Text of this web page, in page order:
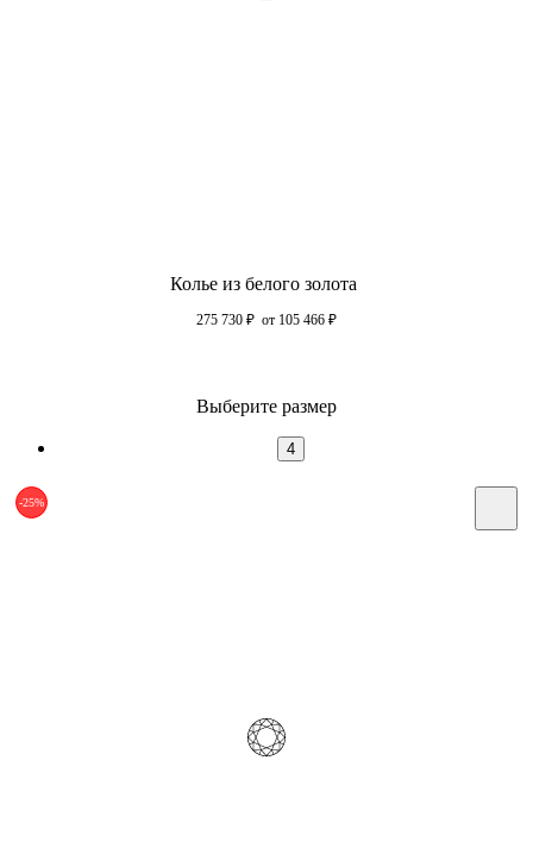
Колье из белого золота
275 730 ₽ от 105 466 ₽
Выберите размер
4
-25%